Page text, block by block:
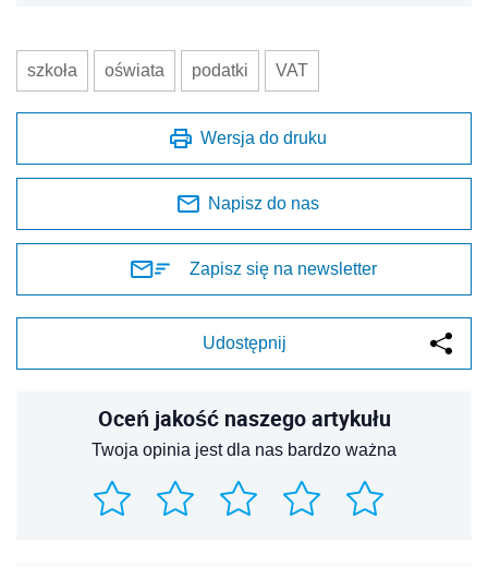
szkoła oświata podatki VAT
Wersja do druku
Napisz do nas
Zapisz się na newsletter
Udostępnij
Oceń jakość naszego artykułu
Twoja opinia jest dla nas bardzo ważna